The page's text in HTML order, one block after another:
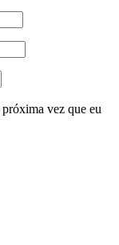
próxima vez que eu